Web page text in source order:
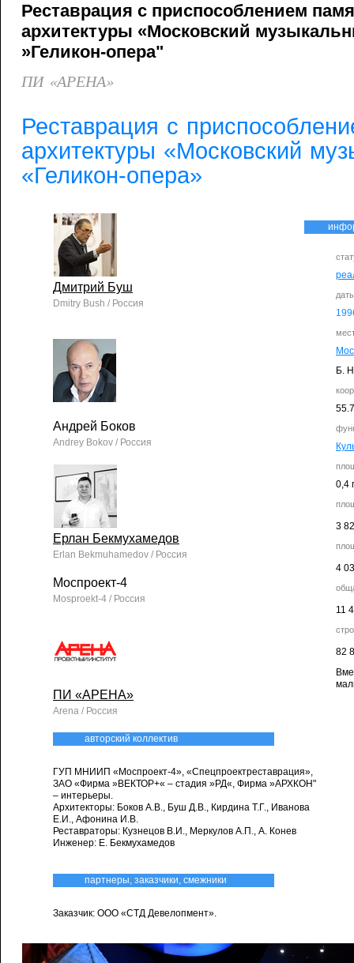
Реставрация с приспособлением
архитектуры «Московский
»Геликон-опера"
ПИ «АРЕНА»
Реставрация с
архитектуры «Московский
«Геликон-опера»
Б.
0,4
3
4
11
82
Дмитрий Буш
Dmitry Bush / Россия
Андрей Боков
Andrey Bokov / Россия
Ерлан Бекмухамедов
Erlan Bekmuhamedov / Россия
Моспроект-4
Mosproekt-4 / Россия
ПИ «АРЕНА»
Arena / Россия
авторский коллектив
ГУП МНИИП «Моспроект-4», «Спецпроектреставрация»,
ЗАО «Фирма »ВЕКТОР+« – стадия »РД«, Фирма »АРХКОН"
– интерьеры.
Архитекторы: Боков А.В., Буш Д.В., Кирдина Т.Г., Иванова
Е.И., Афонина И.В.
Реставраторы: Кузнецов В.И., Меркулов А.П., А. Конев
Инженер: Е. Бекмухамедов
партнеры, заказчики, смежники
Заказчик: ООО «СТД Девелопмент».